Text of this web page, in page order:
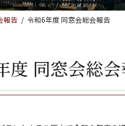
報告 令和6年度 同窓会総会報告
度 同窓会総